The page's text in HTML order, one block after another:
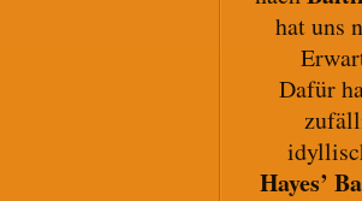
hat uns
Dafür
Hayes’